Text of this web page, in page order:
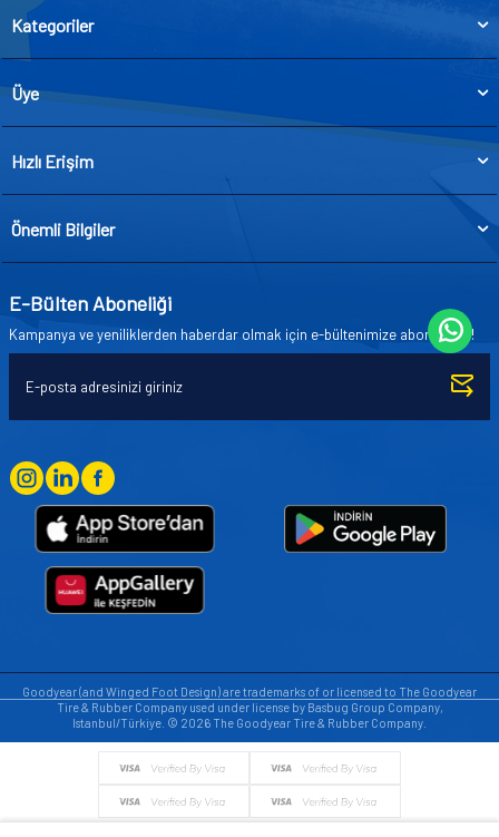
Kategoriler
Üye
Hızlı Erişim
Önemli Bilgiler
E-Bülten Aboneliği
Kampanya ve yeniliklerden haberdar olmak için e-bültenimize abone olun!
Goodyear (and Winged Foot Design) are trademarks of or licensed to The Goodyear
Tire & Rubber Company used under license by Basbug Group Company,
Istanbul/Türkiye. © 2026 The Goodyear Tire & Rubber Company.